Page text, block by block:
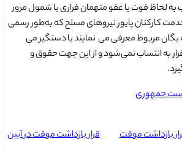
لحاظ فوت یا عفو متهمان فراری یا شمول مرور
کارکنان پایور نیروهای مسلح که به‌طور رسمی
یگان مربوط معرفی می ‌ نمایند یا دستگیر می
به انتساب نمی‌شود و از این جهت حقوق و
جمهوری
بازداشت موقت
قرار بازداشت موقت در آیین